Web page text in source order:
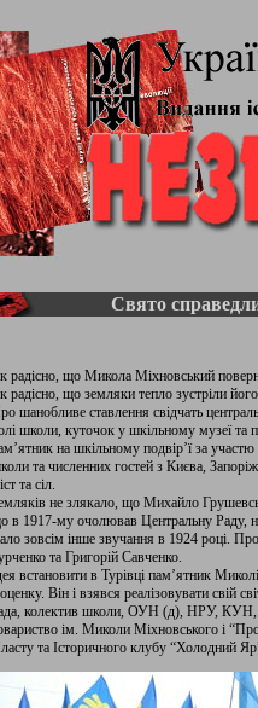
Свято
радісно, що Микола Міхновський
радісно, що земляки тепло зустріли
шанобливе ставлення свідчать
школи, куточок у шкільному музеї та
на шкільному подвір’ї за участю
та численних гостей з Києва,
та сіл.
не злякало, що Михайло
в 1917-му очолював Центральну Раду,
зовсім інше звучання в 1924 році.
та Григорій Савченко.
встановити в Турівці пам’ятник
Він і взявся реалізовувати свій
колектив школи, ОУН (д), НРУ, КУН,
ім. Миколи Міхновського і
та Історичного клубу “Холодний